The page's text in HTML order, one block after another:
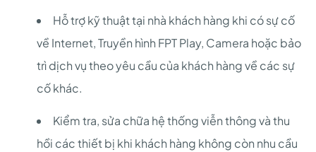
Hỗ trợ kỹ thuật tại nhà khách hàng khi có sự cố
về Internet, Truyền hình FPT Play, Camera hoặc bảo
trì dịch vụ theo yêu cầu của khách hàng về các sự
cố khác.
Kiểm tra, sửa chữa hệ thống viễn thông và thu
hồi các thiết bị khi khách hàng không còn nhu cầu